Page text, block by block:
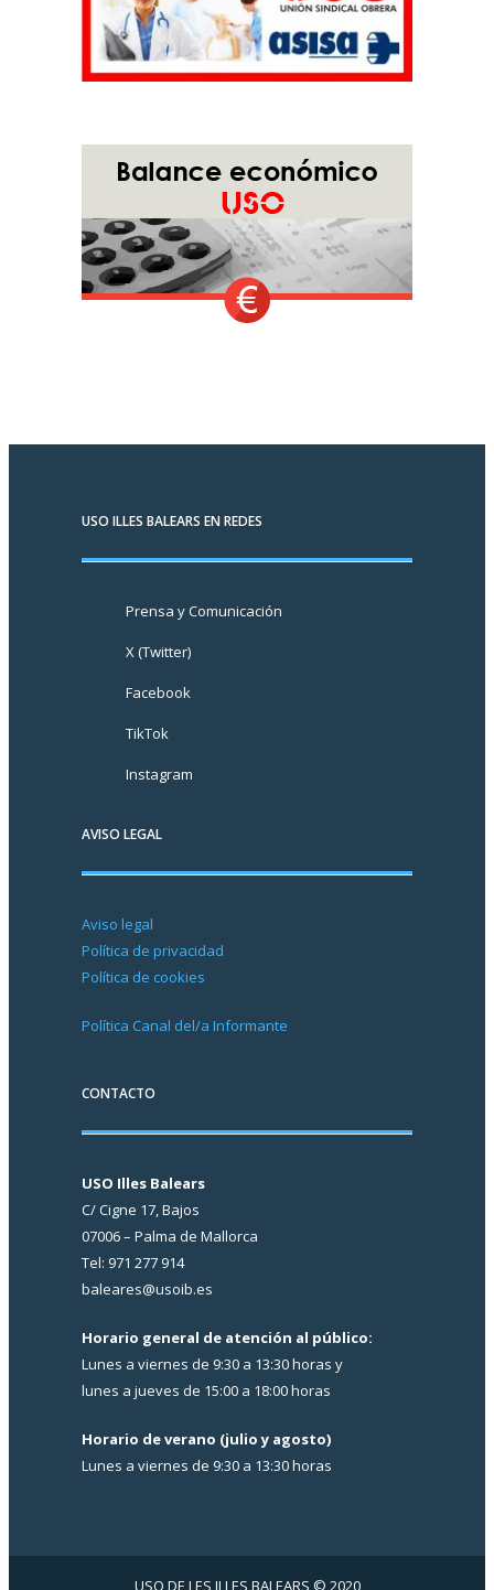
USO ILLES BALEARS EN REDES
Prensa y Comunicación
X (Twitter)
Facebook
TikTok
Instagram
AVISO LEGAL
Aviso legal
Política de privacidad
Política de cookies
Política Canal del/a Informante
CONTACTO
USO Illes Balears
C/ Cigne 17, Bajos
07006 – Palma de Mallorca
Tel: 971 277 914
baleares@usoib.es
Horario general de atención al público:
Lunes a viernes de 9:30 a 13:30 horas y
lunes a jueves de 15:00 a 18:00 horas
Horario de verano (julio y agosto)
Lunes a viernes de 9:30 a 13:30 horas
USO DE LES ILLES BALEARS © 2020